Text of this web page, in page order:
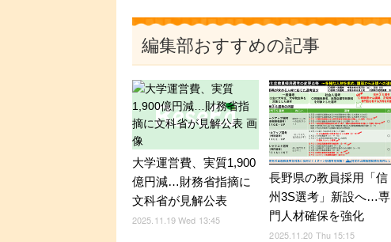
編集部おすすめの記事
大学運営費、実質1,900
億円減…財務省指摘に
文科省が見解公表
2025.11.19 Wed 13:45
長野県の教員採用「信
州3S選考」新設へ…専
門人材確保を強化
2025.11.20 Thu 15:15